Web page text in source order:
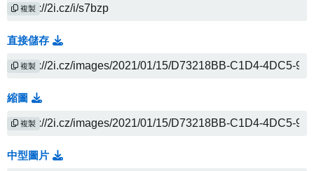
複製
直接儲存
複製
縮圖
複製
中型圖片